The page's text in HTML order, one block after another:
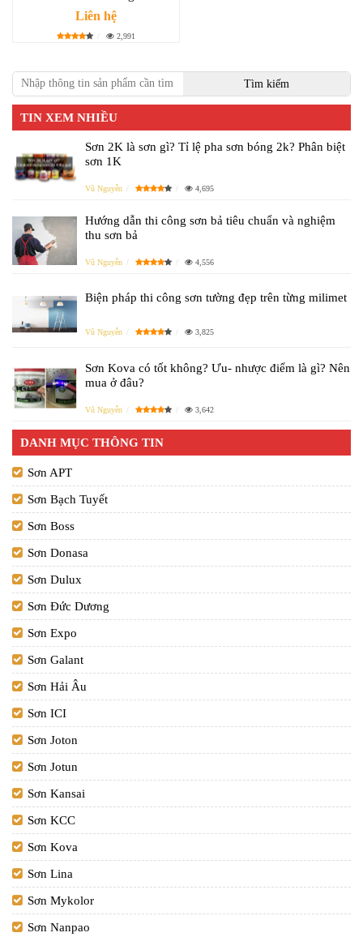
Liên hệ
2,991
TIN XEM NHIỀU
Sơn 2K là sơn gì? Tỉ lệ pha sơn bóng 2k? Phân biệt
sơn 1K
Vũ Nguyễn 4,695
Hướng dẫn thi công sơn bả tiêu chuẩn và nghiệm
thu sơn bả
Vũ Nguyễn 4,556
Biện pháp thi công sơn tường đẹp trên từng milimet
Vũ Nguyễn 3,825
Sơn Kova có tốt không? Ưu- nhược điểm là gì? Nên
mua ở đâu?
Vũ Nguyễn 3,642
DANH MỤC THÔNG TIN
Sơn APT
Sơn Bạch Tuyết
Sơn Boss
Sơn Donasa
Sơn Dulux
Sơn Đức Dương
Sơn Expo
Sơn Galant
Sơn Hải Âu
Sơn ICI
Sơn Joton
Sơn Jotun
Sơn Kansai
Sơn KCC
Sơn Kova
Sơn Lina
Sơn Mykolor
Sơn Nanpao